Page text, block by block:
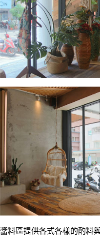
醬料區提供各式各樣的酌料